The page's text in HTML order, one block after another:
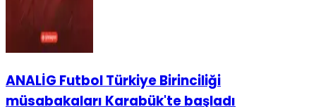
ANALİG Futbol Türkiye Birinciliği
müsabakaları Karabük'te başladı